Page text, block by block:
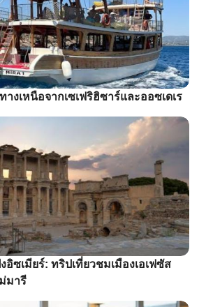
างเหนือจากเซเฟริฮิซาร์และออซเดเร
อิซเมียร์: ทริปเที่ยวชมเมืองเอเฟซัส
มารี